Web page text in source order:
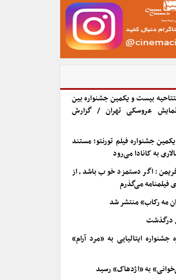
بیست و یکمین جشنواره بین
نمایش عروسکی تهران / گزارش
جشنواره فیلم تورنتو؛ مستند
به کانادا می‌رود
اگر دستمزد خوب باشد، از
می‌گذرم
مه رکاب» منتشر شد
درگذشت
جشنواره ایتالیایی به «مرد آرام»
به «اژدهاک» رسید